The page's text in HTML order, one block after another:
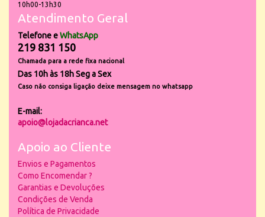
10h00-13h30
Atendimento Geral
Telefone eWhatsApp
219 831 150
Chamada para a rede fixa nacional
Das 10h às 18h Seg a Sex
Caso não consiga ligação deixe mensagem no whatsapp
E-mail:
apoio@lojadacrianca.net
Apoio ao Cliente
Envios e Pagamentos
Como Encomendar ?
Garantias e Devoluções
Condições de Venda
Política de Privacidade